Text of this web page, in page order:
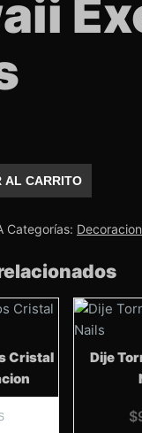
AL CARRITO
Categorías:
Cristal
Dije
$